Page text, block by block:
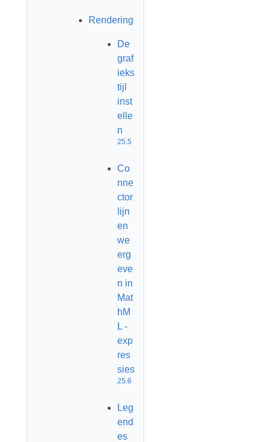
Rendering
De
graf
ieks
tijl
inst
elle
n
25.5
Co
nne
ctor
lijn
en
we
erg
eve
n in
Mat
hM
L -
exp
res
sies
25.6
Leg
end
es